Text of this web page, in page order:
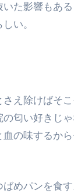
いた影響もあ
い。
さえ除けばそ
匂い好きじ
の味するから
ばめパンを食